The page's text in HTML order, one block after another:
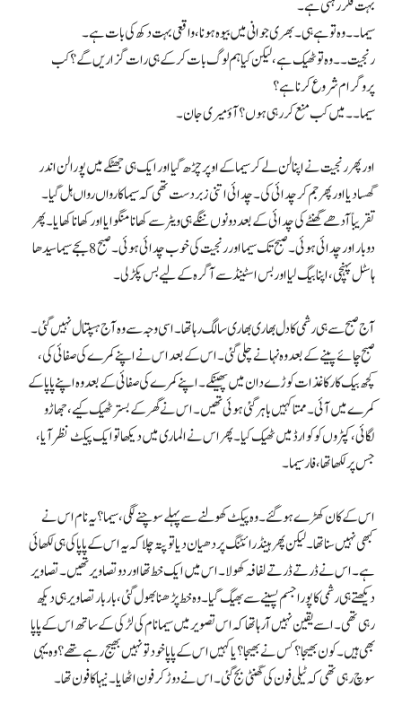
بہت فکر رہتی ہے۔
سیما۔۔ وہ تو ہے ہی۔ بھری جوانی میں بیوہ ہونا، واقعی بہت دکھ کی بات ہے۔
رنجیت۔۔ وہ تو ٹھیک ہے، لیکن کیا ہم لوگ بات کرکے ہی رات گزاریں گے؟ کب
پروگرام شروع کرنا ہے؟
سیما۔۔ میں کب منع کر رہی ہوں؟ آؤ میری جان۔
اور پھر رنجیت نے اپنا لن لے کر سیما کے اوپر چڑھ گیا اور ایک ہی جھٹکے میں پورا لن اندر
گھسا دیا اور پھر جم کر چدائی کی۔ چدائی اتنی زبردست تھی کہ سیما کا رواں رواں ہل گیا۔
تقریباً آدھے گھنٹے کی چدائی کے بعد دونوں ننگے ہی ویٹر سے کھانا منگوایا اور کھانا کھایا۔ پھر
دو بار اور چدائی ہوئی۔ صبح تک سیما اور رنجیت کی خوب چدائی ہوئی۔ صبح 8 بجے سیما سیدھا
ہاسٹل پہنچی، اپنا بیگ لیا اور بس اسٹینڈ سے آگرہ کے لیے بس پکڑ لی۔
آج صبح سے ہی رشمی کا دل بھاری بھاری سا لگ رہا تھا۔ اسی وجہ سے وہ آج ہسپتال نہیں گئی۔
صبح چائے پینے کے بعد وہ نہانے چلی گئی۔ اس کے بعد اس نے اپنے کمرے کی صفائی کی،
کچھ بیک کار کاغذات کوڑے دان میں پھینکے۔ اپنے کمرے کی صفائی کے بعد وہ اپنے پاپا کے
کمرے میں آئی۔ ممتا کہیں باہر گئی ہوئی تھیں۔ اس نے گھر کے بستر ٹھیک کیے، جھاڑو
لگائی، کپڑوں کو کوارڈ میں ٹھیک کیا۔ پھر اس نے الماری میں دیکھا تو ایک پیکٹ نظر آیا،
جس پر لکھا تھا، فار سیما۔
اس کے کان کھڑے ہوگئے۔ وہ پیکٹ کھولنے سے پہلے سوچنے لگی، سیما؟ یہ نام اس نے
کبھی نہیں سنا تھا۔ لیکن پھر ہینڈ رائٹنگ پر دھیان دیا تو پتہ چلا کہ یہ اس کے پاپا کی ہی لکھائی
ہے۔ اس نے ڈرتے ڈرتے لفافہ کھولا۔ اس میں ایک خط تھا اور دو تصاویر تھیں۔ تصاویر
دیکھتے ہی رشمی کا پورا جسم پسینے سے بھیگ گیا۔ وہ خط پڑھنا بھول گئی، بار بار تصاویر ہی دیکھ
رہی تھی۔ اسے یقین نہیں آرہا تھا کہ اس تصویر میں سیما نام کی لڑکی کے ساتھ اس کے پاپا
بھی ہیں۔ کون بھیجا؟ کس نے بھیجا؟ یا کہیں اس کے پاپا خود تو نہیں بھیج رہے تھے؟ وہ یہی
سوچ رہی تھی کہ ٹیلی فون کی گھنٹی بج گئی۔ اس نے دوڑ کر فون اٹھایا۔ نیہا کا فون تھا۔